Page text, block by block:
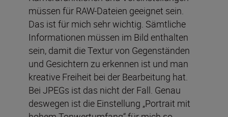
müssen für RAW-Dateien geeignet sein.
Das ist für mich sehr wichtig. Sämtliche
Informationen müssen im Bild enthalten
sein, damit die Textur von Gegenständen
und Gesichtern zu erkennen ist und man
kreative Freiheit bei der Bearbeitung hat.
Bei JPEGs ist das nicht der Fall. Genau
deswegen ist die Einstellung „Portrait mit